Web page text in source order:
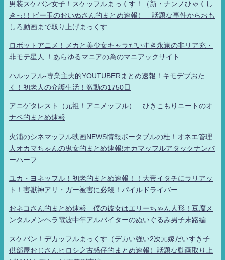
男装スケバン女子！スケッフルまっくす！（新・ナンノひゃくし
きっ!！ビー玉のおいぬさん的まとめ速報） 話題な事件からおも
しろ動画まで取り上げまっくす
ロボットアニメ！メカと美少女キャラだいすき永遠の非リア充・
非モテ星人 ！あらゆるマニアの為のマニアックサイト
ハルッフル-専業主夫的YOUTUBERまとめ速報！キモデブおた
く！初老人の介護生活！激動の1750日
アニゲタレスト（元祖！アニメッフル） ひきこもりニートのオ
ナベ的まとめ速報
火浦のシネマッフル映画NEWS情報ポータブルの杜！オネエ管理
人オカマちゃんの鬼女的まとめ速報!オカマッフルアタックナンバ
ーハーフ
ユカ・ヨネッフル！初老的まとめ速報！！大帝イタチにラリアッ
ト！害獣神アリ・ガー被害に必殺！パイルドライバー
おネコさん的まとめ速報 僕の彼女はエリーちゃん人形！豆腐メ
ンタルメンヘラ電波中年アルバイターのぬいぐるみ男子末路編
スケバン！デカッフルまっくす（デカい強い2次元嫁だいすき子
供部屋おじさんヒロシ之古惑仔的まとめ速報）話題な動画取り上